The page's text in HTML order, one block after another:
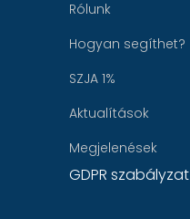
Rólunk
Hogyan segíthet?
SZJA 1%
Aktualítások
Megjelenések
GDPR szabályzat